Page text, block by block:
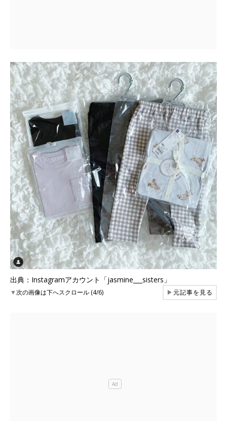
出典：Instagramアカウント「jasmine___sisters」
▼次の画像は下へスクロール (4/6) ▶元記事を見る